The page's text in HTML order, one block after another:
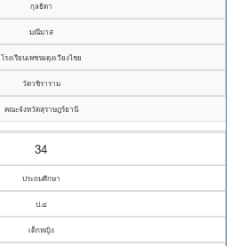
กุลธิดา
มณีมาส
โรงเรียนเพชรผดุงเวียงไชย
วัดวชิราราม
คณะจังหวัดสุราษฎร์ธานี
34
ประถมศึกษา
ป.๔
เด็กหญิง